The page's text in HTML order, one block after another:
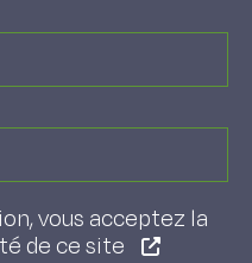
vous acceptez la
de ce site